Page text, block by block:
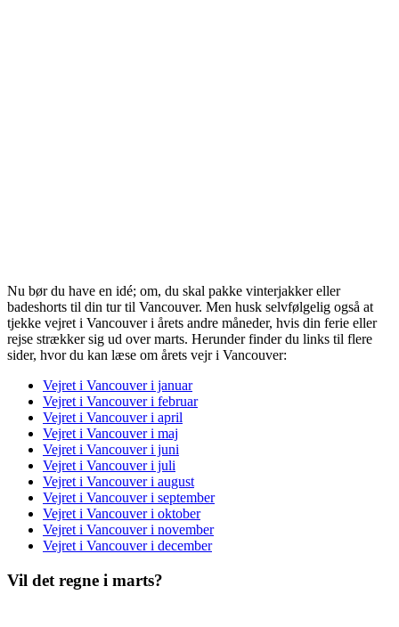
Nu bør du have en idé; om, du skal pakke vinterjakker eller
badeshorts til din tur til Vancouver. Men husk selvfølgelig også at
tjekke vejret i Vancouver i årets andre måneder, hvis din ferie eller
rejse strækker sig ud over marts. Herunder finder du links til flere
sider, hvor du kan læse om årets vejr i Vancouver:
Vejret i Vancouver i januar
Vejret i Vancouver i februar
Vejret i Vancouver i april
Vejret i Vancouver i maj
Vejret i Vancouver i juni
Vejret i Vancouver i juli
Vejret i Vancouver i august
Vejret i Vancouver i september
Vejret i Vancouver i oktober
Vejret i Vancouver i november
Vejret i Vancouver i december
Vil det regne i marts?